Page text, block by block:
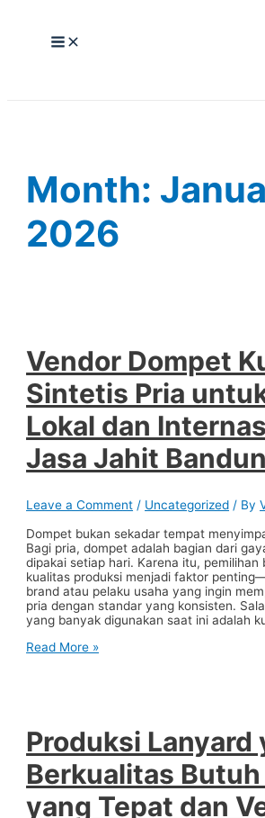
Main
Menu
Month:
2026
Vendor Dompet
Sintetis Pria
Lokal dan
Jasa Jahit
Leave a Comment / Uncategorized / By
Dompet bukan sekadar tempat
Bagi pria, dompet adalah bagian dari
dipakai setiap hari. Karena itu, pemilihan
kualitas produksi menjadi faktor
brand atau pelaku usaha yang ingin
pria dengan standar yang konsisten.
yang banyak digunakan saat ini adalah
Vendor
Brand
Lokal
dan
Internasional
|
Jasa
Read More »
Produksi Lanyard
Berkualitas
yang Tepat dan